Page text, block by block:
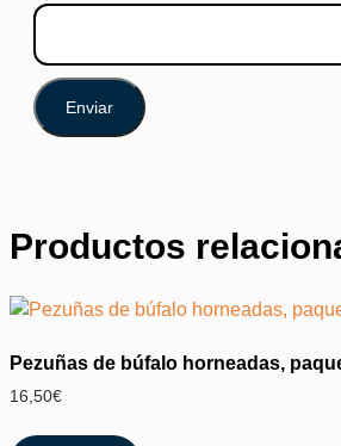
Productos
Pezuñas de búfalo horneadas,
16,50€